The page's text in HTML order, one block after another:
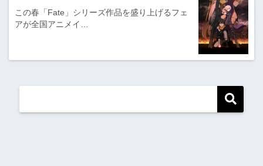
この春「Fate」シリーズ作品を盛り上げるフェ
アが全国アニメイ…